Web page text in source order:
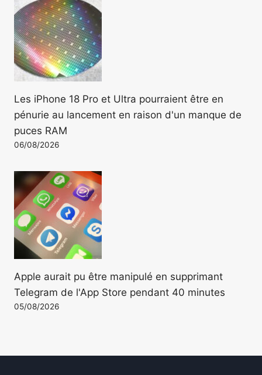
Les iPhone 18 Pro et Ultra pourraient être en
pénurie au lancement en raison d'un manque de
puces RAM
06/08/2026
Apple aurait pu être manipulé en supprimant
Telegram de l'App Store pendant 40 minutes
05/08/2026